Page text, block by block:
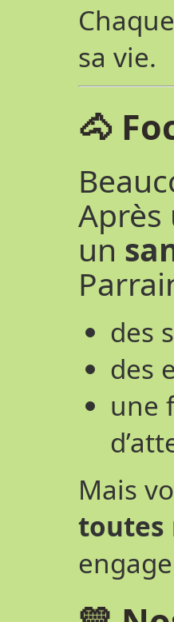
sa vie.
🐴
un
des
des
une
Mais
toutes